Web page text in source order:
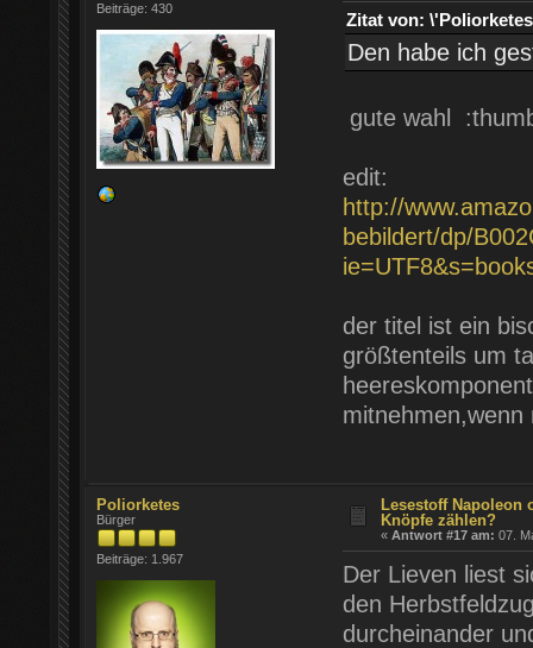
Beiträge: 430
Zitat von:
Den habe ich
gute wahl
edit:
http://
bebildert/dp/
der titel ist ein
größtenteils um
Poliorketes
Bürger
Beiträge: 1.967
Lesestoff Napoleon
Knöpfe zählen?
«Antwort #17 am: 07.
Der Lieven liest
den
durcheinander